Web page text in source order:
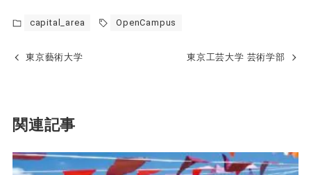
capital_area OpenCampus
東京藝術大学 東京工芸大学 芸術学部
関連記事